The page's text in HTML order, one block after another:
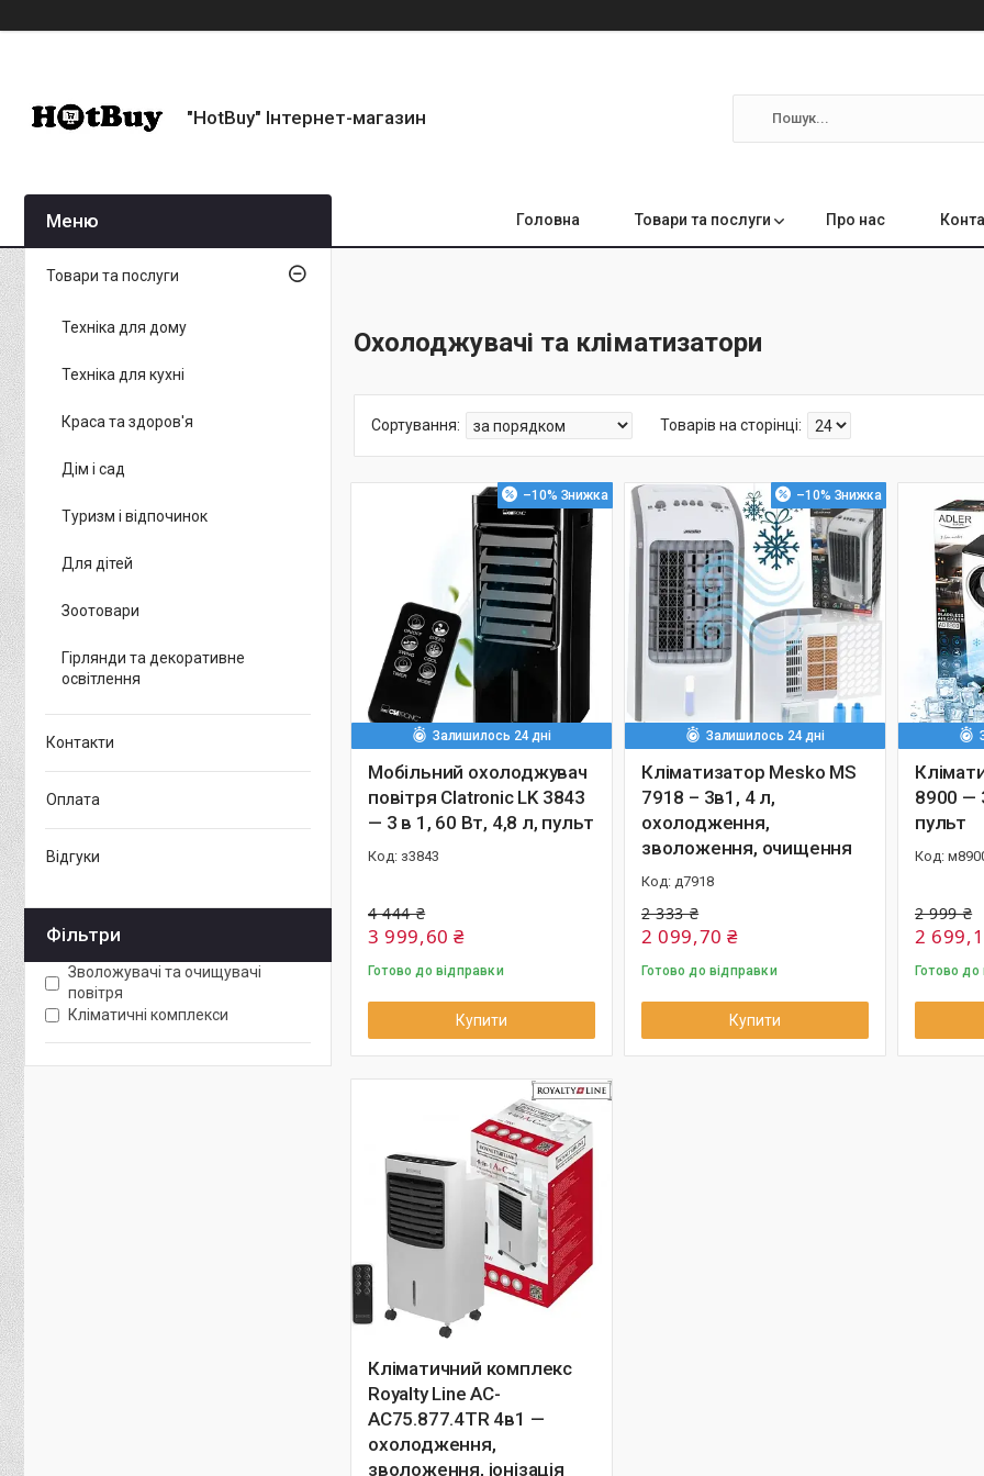
"HotBuy" Інтернет-магазин
Головна Товари та послуги Про нас
Охолоджувачі та кліматизатори
–10%
Залишилось 24 дні
Мобільний охолоджувач
повітря Clatronic LK 3843
— 3 в 1, 60 Вт, 4,8 л, пульт
з3843
4 444 ₴
3 999,60 ₴
Готово до відправки
Купити
–10%
Залишилось 24 дні
Кліматизатор Mesko MS
7918 – 3в1, 4 л,
охолодження,
зволоження, очищення
д7918
2 333 ₴
2 099,70 ₴
Готово до відправки
Купити
8900 —
пульт
2 999 ₴
2
Готово до
Кліматичний комплекс
Royalty Line AC-
AC75.877.4TR 4в1 —
охолодження,
зволоження, іонізація
Товари та послуги
Техніка для дому
Техніка для кухні
Краса та здоров'я
Дім і сад
Туризм і відпочинок
Для дітей
Зоотовари
Гірлянди та декоративне
освітлення
Контакти
Оплата
Відгуки
Фільтри
Зволожувачі та очищувачі
повітря
Кліматичні комплекси